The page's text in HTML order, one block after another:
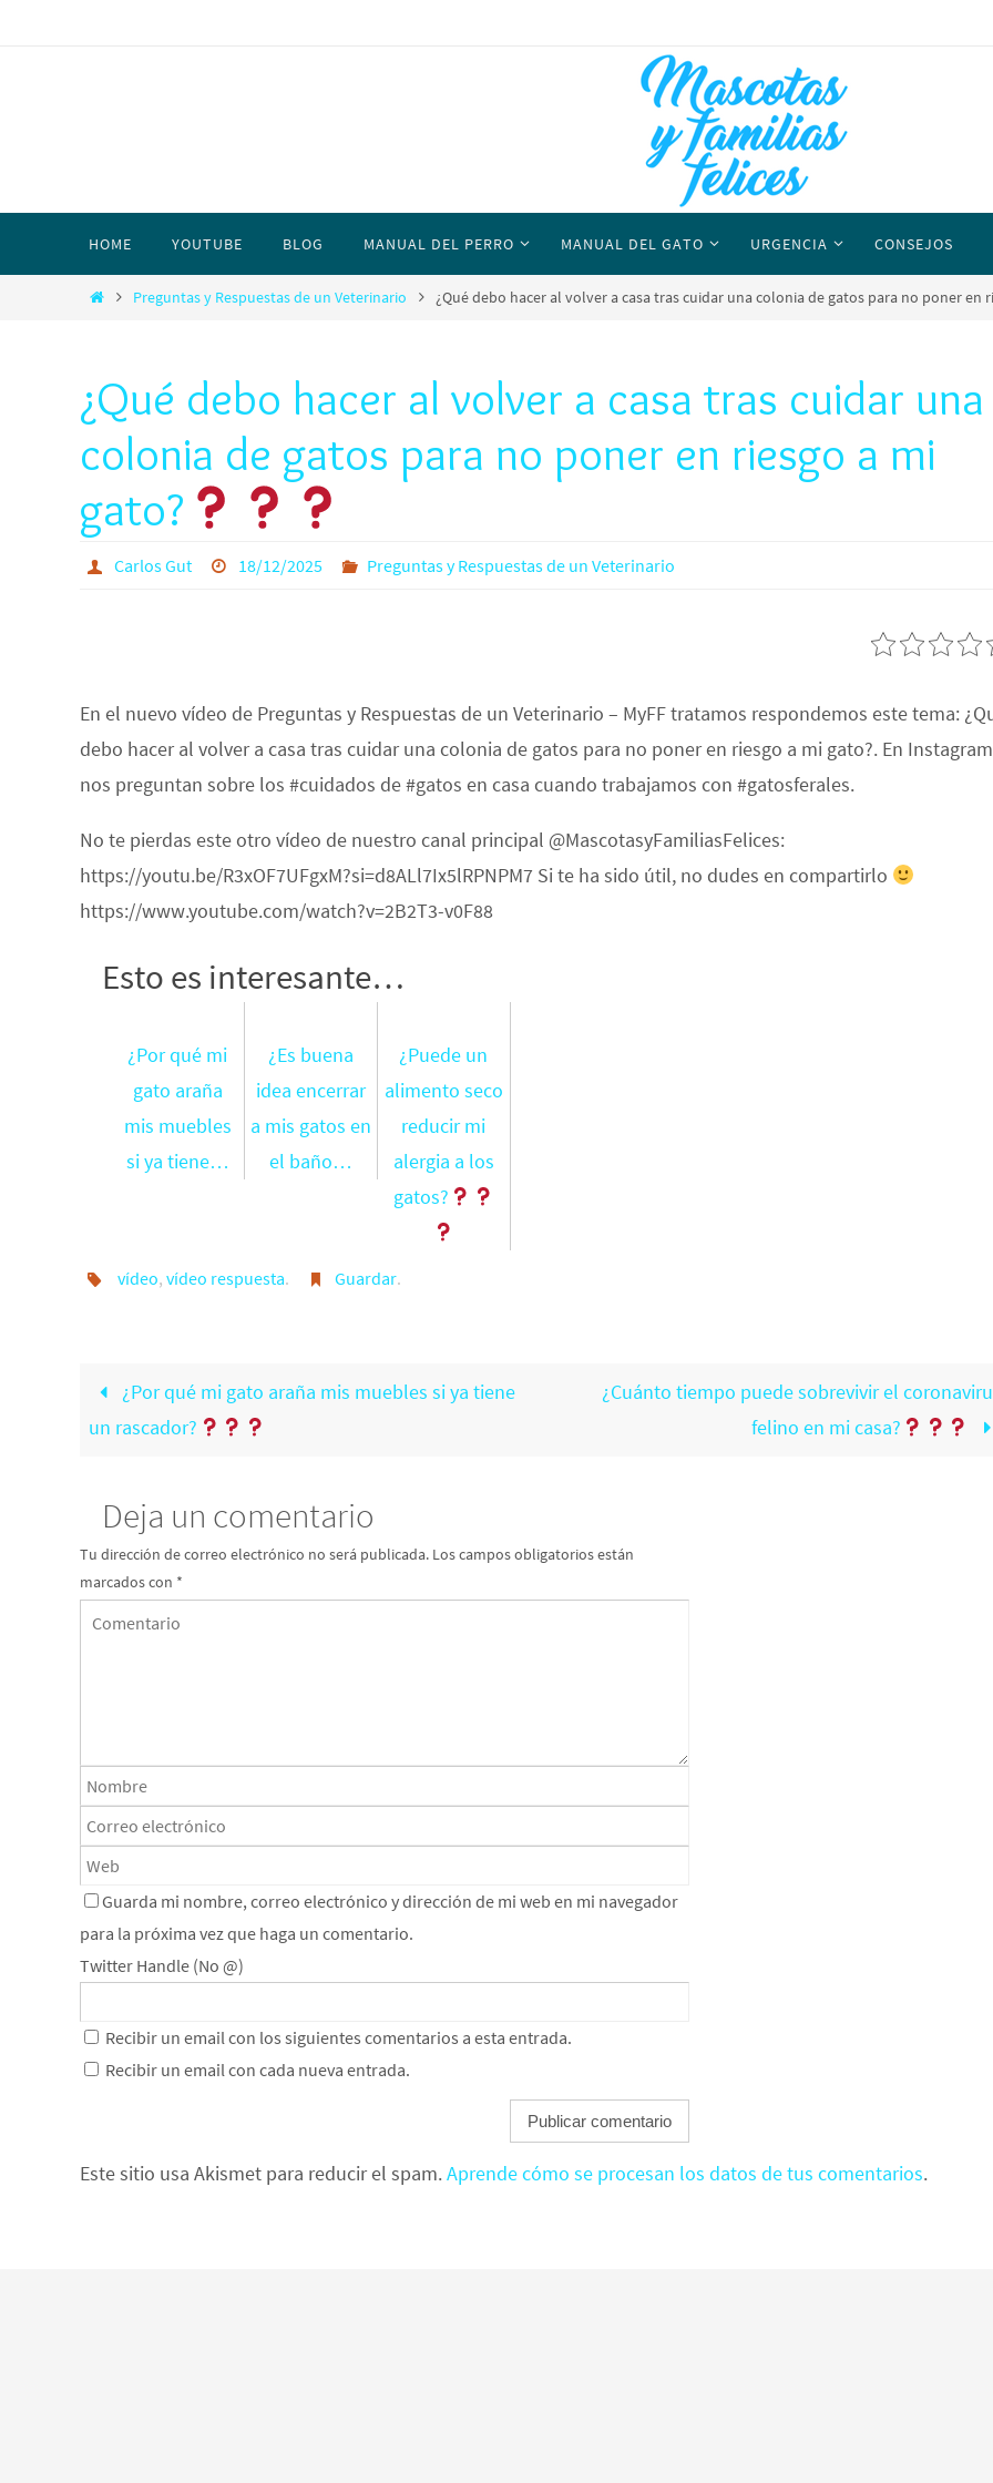
HOME YOUTUBE BLOG MANUAL DEL PERRO MANUAL DEL GATO URGENCIA CONSEJOS
Preguntas y Respuestas de un Veterinario ¿Qué debo hacer al volver a casa tras cuidar una colonia de gatos para no poner en
¿Qué debo hacer al volver a casa tras cuidar una
colonia de gatos para no poner en riesgo a mi
gato?
Carlos Gut 18/12/2025 Preguntas y Respuestas de un Veterinario
En el nuevo vídeo de Preguntas y Respuestas de un Veterinario – MyFF tratamos respondemos este tema:
debo hacer al volver a casa tras cuidar una colonia de gatos para no poner en riesgo a mi gato?. En Instagram
nos preguntan sobre los #cuidados de #gatos en casa cuando trabajamos con #gatosferales.
No te pierdas este otro vídeo de nuestro canal principal @MascotasyFamiliasFelices:
https://youtu.be/R3xOF7UFgxM?si=d8ALl7Ix5lRPNPM7 Si te ha sido útil, no dudes en compartirlo
https://www.youtube.com/watch?v=2B2T3-v0F88
Esto es interesante…
¿Por qué mi
gato araña
mis muebles
si ya tiene…
¿Es buena
idea encerrar
a mis gatos en
el baño…
¿Puede un
alimento seco
reducir mi
alergia a los
gatos?
vídeo, vídeo respuesta. Guardar.
¿Por qué mi gato araña mis muebles si ya tiene
un rascador?
¿Cuánto tiempo puede sobrevivir el
felino en mi casa?
Deja un comentario
Tu dirección de correo electrónico no será publicada. Los campos obligatorios están
marcados con *
Guarda mi nombre, correo electrónico y dirección de mi web en mi navegador
para la próxima vez que haga un comentario.
Twitter Handle (No @)
Recibir un email con los siguientes comentarios a esta entrada.
Recibir un email con cada nueva entrada.
Este sitio usa Akismet para reducir el spam.Aprende cómo se procesan los datos de tus comentarios.